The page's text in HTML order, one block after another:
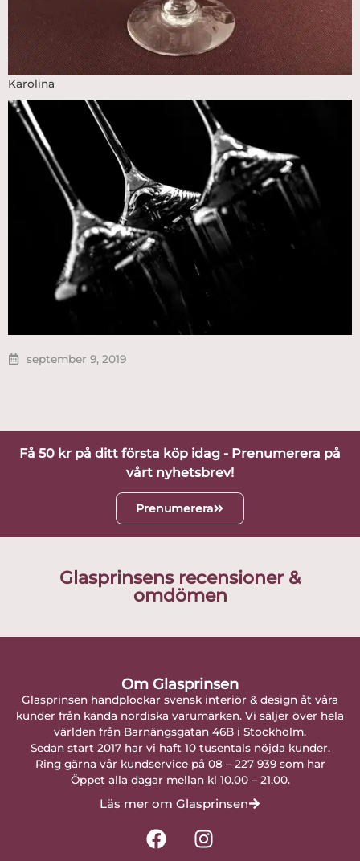
Karolina
september 9, 2019
Få 50 kr på ditt första köp idag - Prenumerera på
vårt nyhetsbrev!
Prenumerera
Glasprinsens recensioner &
omdömen
Om Glasprinsen
Glasprinsen handplockar svensk interiör & design åt våra
kunder från kända nordiska varumärken. Vi säljer över hela
världen från Barnängsgatan 46B i Stockholm.
Sedan start 2017 har vi haft 10 tusentals nöjda kunder.
Ring gärna vår kundservice på 08 – 227 939 som har
Öppet alla dagar mellan kl 10.00 – 21.00.
Läs mer om Glasprinsen
F
a
I
n